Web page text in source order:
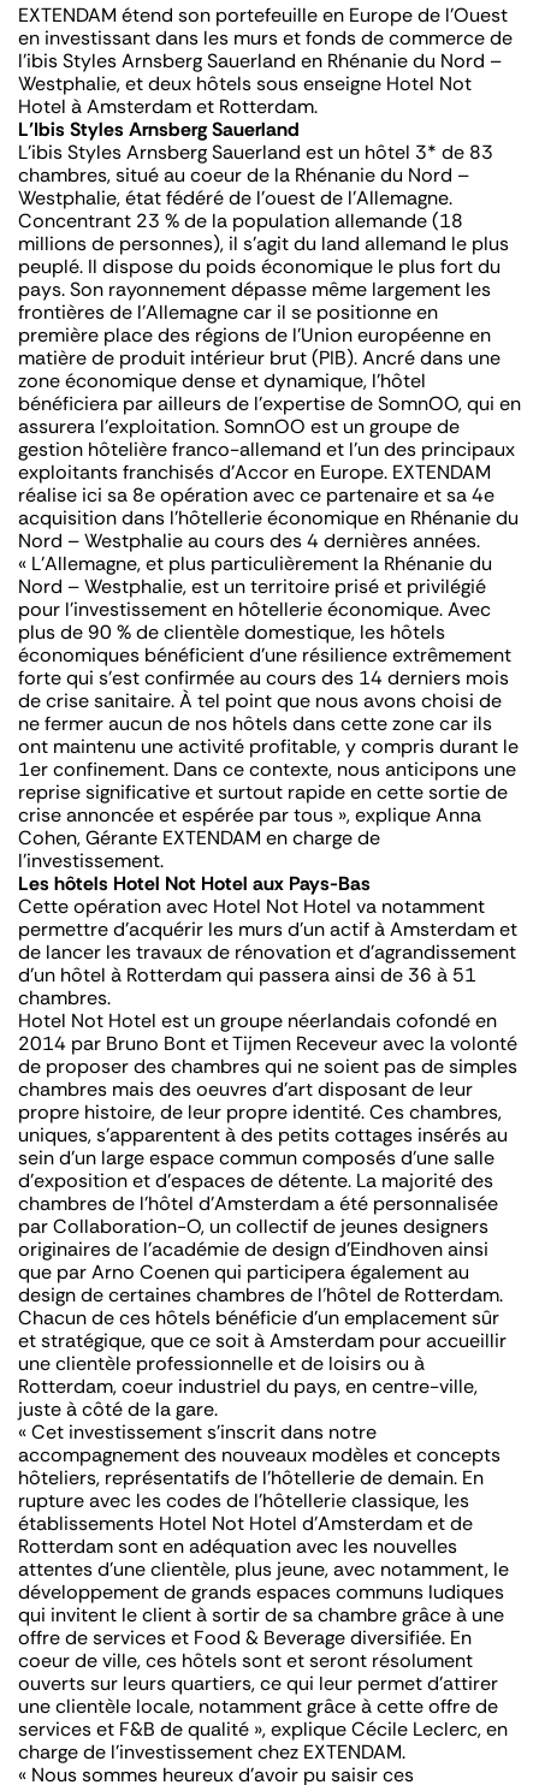
EXTENDAM étend son portefeuille en Europe de l’Ouest
en investissant dans les murs et fonds de commerce de
l’ibis Styles Arnsberg Sauerland en Rhénanie du Nord –
Westphalie, et deux hôtels sous enseigne Hotel Not
Hotel à Amsterdam et Rotterdam.
L’Ibis Styles Arnsberg Sauerland
L’ibis Styles Arnsberg Sauerland est un hôtel 3* de 83
chambres, situé au coeur de la Rhénanie du Nord –
Westphalie, état fédéré de l’ouest de l’Allemagne.
Concentrant 23 % de la population allemande (18
millions de personnes), il s’agit du land allemand le plus
peuplé. Il dispose du poids économique le plus fort du
pays. Son rayonnement dépasse même largement les
frontières de l’Allemagne car il se positionne en
première place des régions de l’Union européenne en
matière de produit intérieur brut (PIB). Ancré dans une
zone économique dense et dynamique, l’hôtel
bénéficiera par ailleurs de l’expertise de SomnOO, qui en
assurera l’exploitation. SomnOO est un groupe de
gestion hôtelière franco-allemand et l’un des principaux
exploitants franchisés d’Accor en Europe. EXTENDAM
réalise ici sa 8e opération avec ce partenaire et sa 4e
acquisition dans l’hôtellerie économique en Rhénanie du
Nord – Westphalie au cours des 4 dernières années.
« L’Allemagne, et plus particulièrement la Rhénanie du
Nord – Westphalie, est un territoire prisé et privilégié
pour l’investissement en hôtellerie économique. Avec
plus de 90 % de clientèle domestique, les hôtels
économiques bénéficient d’une résilience extrêmement
forte qui s’est confirmée au cours des 14 derniers mois
de crise sanitaire. À tel point que nous avons choisi de
ne fermer aucun de nos hôtels dans cette zone car ils
ont maintenu une activité profitable, y compris durant le
1er confinement. Dans ce contexte, nous anticipons une
reprise significative et surtout rapide en cette sortie de
crise annoncée et espérée par tous », explique Anna
Cohen, Gérante EXTENDAM en charge de
l’investissement.
Les hôtels Hotel Not Hotel aux Pays-Bas
Cette opération avec Hotel Not Hotel va notamment
permettre d’acquérir les murs d’un actif à Amsterdam et
de lancer les travaux de rénovation et d’agrandissement
d’un hôtel à Rotterdam qui passera ainsi de 36 à 51
chambres.
Hotel Not Hotel est un groupe néerlandais cofondé en
2014 par Bruno Bont et Tijmen Receveur avec la volonté
de proposer des chambres qui ne soient pas de simples
chambres mais des oeuvres d’art disposant de leur
propre histoire, de leur propre identité. Ces chambres,
uniques, s’apparentent à des petits cottages insérés au
sein d’un large espace commun composés d’une salle
d’exposition et d’espaces de détente. La majorité des
chambres de l’hôtel d’Amsterdam a été personnalisée
par Collaboration-O, un collectif de jeunes designers
originaires de l’académie de design d’Eindhoven ainsi
que par Arno Coenen qui participera également au
design de certaines chambres de l’hôtel de Rotterdam.
Chacun de ces hôtels bénéficie d’un emplacement sûr
et stratégique, que ce soit à Amsterdam pour accueillir
une clientèle professionnelle et de loisirs ou à
Rotterdam, coeur industriel du pays, en centre-ville,
juste à côté de la gare.
« Cet investissement s’inscrit dans notre
accompagnement des nouveaux modèles et concepts
hôteliers, représentatifs de l’hôtellerie de demain. En
rupture avec les codes de l’hôtellerie classique, les
établissements Hotel Not Hotel d’Amsterdam et de
Rotterdam sont en adéquation avec les nouvelles
attentes d’une clientèle, plus jeune, avec notamment, le
développement de grands espaces communs ludiques
qui invitent le client à sortir de sa chambre grâce à une
offre de services et Food & Beverage diversifiée. En
coeur de ville, ces hôtels sont et seront résolument
ouverts sur leurs quartiers, ce qui leur permet d’attirer
une clientèle locale, notamment grâce à cette offre de
services et F&B de qualité », explique Cécile Leclerc, en
charge de l’investissement chez EXTENDAM.
« Nous sommes heureux d’avoir pu saisir ces